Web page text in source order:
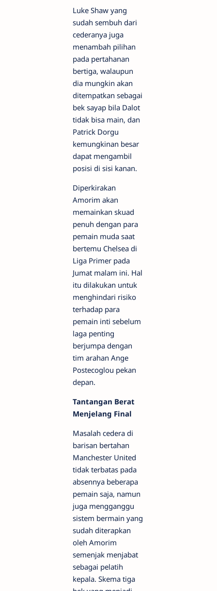
Luke Shaw yang
sudah sembuh dari
cederanya juga
menambah pilihan
pada pertahanan
bertiga, walaupun
dia mungkin akan
ditempatkan sebagai
bek sayap bila Dalot
tidak bisa main, dan
Patrick Dorgu
kemungkinan besar
dapat mengambil
posisi di sisi kanan.
Diperkirakan
Amorim akan
memainkan skuad
penuh dengan para
pemain muda saat
bertemu Chelsea di
Liga Primer pada
Jumat malam ini. Hal
itu dilakukan untuk
menghindari risiko
terhadap para
pemain inti sebelum
laga penting
berjumpa dengan
tim arahan Ange
Postecoglou pekan
depan.
Tantangan Berat
Menjelang Final
Masalah cedera di
barisan bertahan
Manchester United
tidak terbatas pada
absennya beberapa
pemain saja, namun
juga mengganggu
sistem bermain yang
sudah diterapkan
oleh Amorim
semenjak menjabat
sebagai pelatih
kepala. Skema tiga